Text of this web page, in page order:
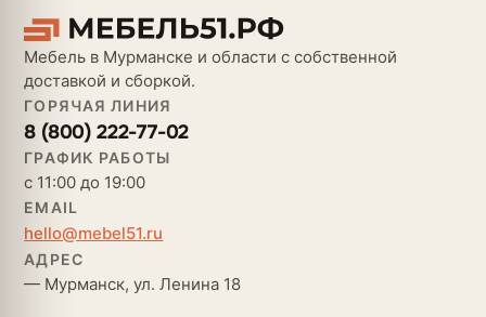
Мебель в Мурманске и области с собственной
доставкой и сборкой.
ГОРЯЧАЯ ЛИНИЯ
8 (800) 222-77-02
ГРАФИК РАБОТЫ
с 11:00 до 19:00
EMAIL
hello@mebel51.ru
АДРЕС
— Мурманск, ул. Ленина 18